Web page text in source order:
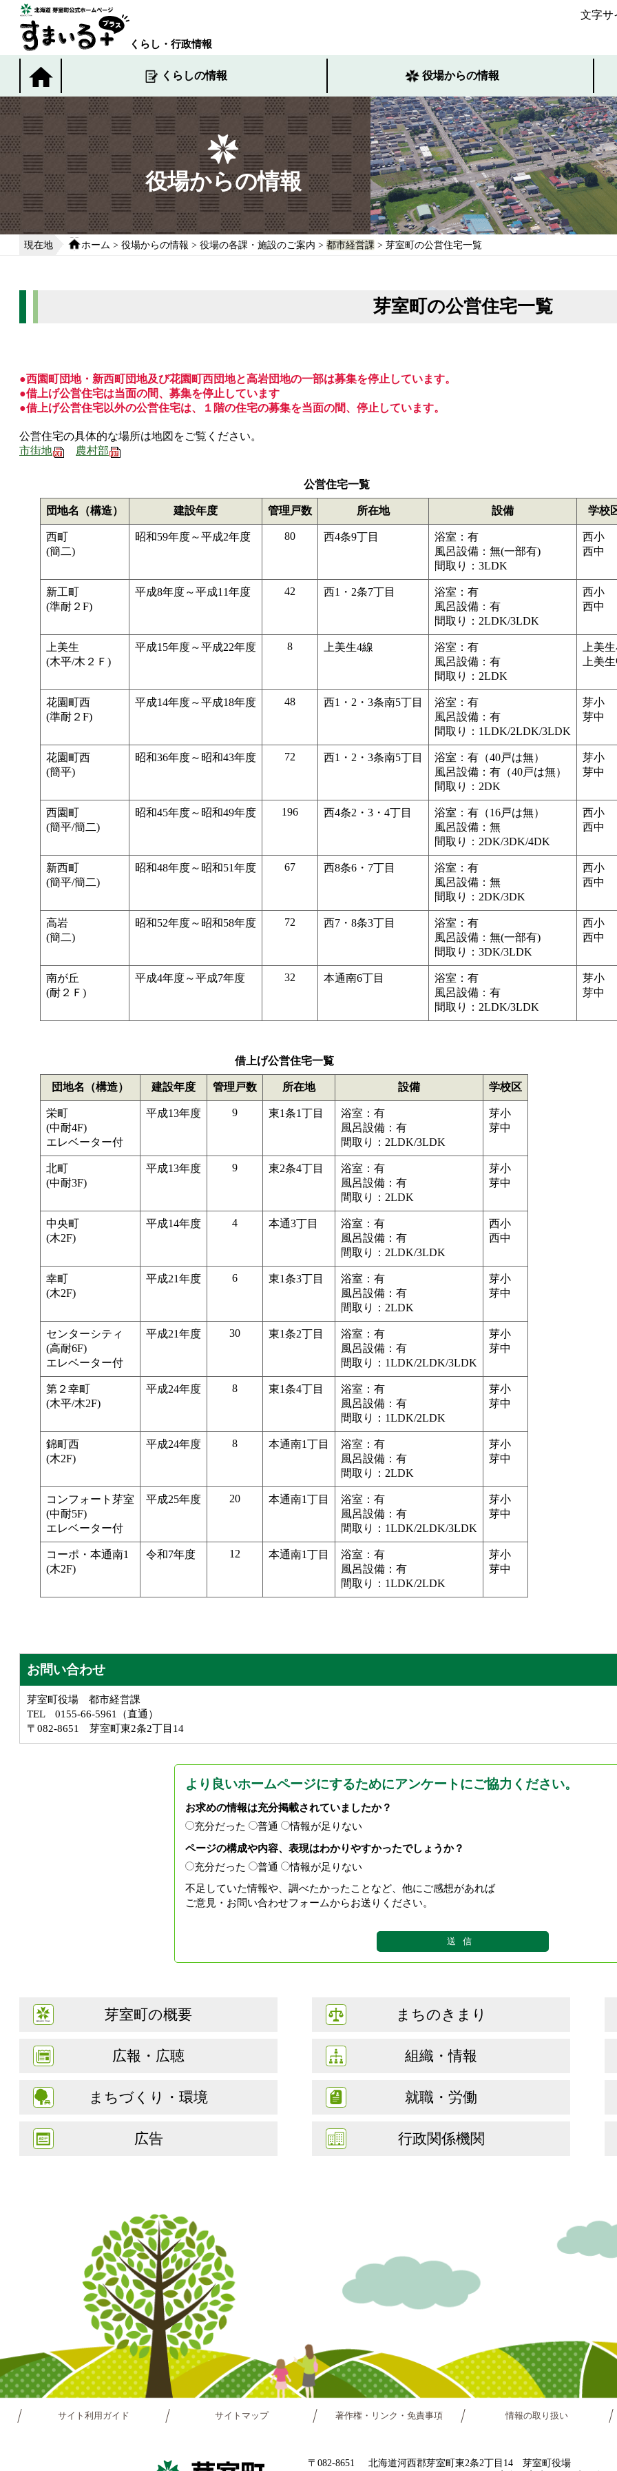
くらし・行政情報
文字サ
くらしの情報 役場からの情報
役場からの情報
現在地 ホーム > 役場からの情報 > 役場の各課・施設のご案内 > 都市経営課 > 芽室町の公営住宅一覧
芽室町の公営住宅一覧
●西園町団地・ 新西町団地及び花園町西団地と高岩団地の一部は募集を停止しています。
●借上げ公営住宅は当面の間、募集を停止しています
●借上げ公営住宅以外の公営住宅は、１階の住宅の募集を当面の間、停止しています。
公営住宅の具体的な場所は地図をご覧ください。
市街地
農村部
公営住宅一覧
団地名（構造） 建設年度 管理戸数 所在地 設備 学校
西町
(簡二)
昭和59年度～平成2年度 80 西4条9丁目
浴室：有
風呂設備：無(一部有)
間取り：3LDK
西小
西中
新工町
(準耐２F)
平成8年度～平成11年度 42 西1・2条7丁目
浴室：有
風呂設備：有
間取り：2LDK/3LDK
西小
西中
上美生
(木平/木２Ｆ)
平成15年度～平成22年度 8 上美生4線
浴室：有
風呂設備：有
間取り：2LDK
上美
上美
花園町西
(準耐２F)
平成14年度～平成18年度 48 西1・2・3条南5丁目
浴室：有
風呂設備：有
間取り：1LDK/2LDK/3LDK
芽小
芽中
花園町西
(簡平)
昭和36年度～昭和43年度 72 西1・2・3条南5丁目
浴室：有（40戸は無）
風呂設備：有（40戸は無）
間取り：2DK
芽小
芽中
西園町
(簡平/簡二)
昭和45年度～昭和49年度 196 西4条2・3・4丁目
浴室：有（16戸は無）
風呂設備：無
間取り：2DK/3DK/4DK
西小
西中
新西町
(簡平/簡二)
昭和48年度～昭和51年度 67 西8条6・7丁目
浴室：有
風呂設備：無
間取り：2DK/3DK
西小
西中
高岩
(簡二)
昭和52年度～昭和58年度 72 西7・8条3丁目
浴室：有
風呂設備：無(一部有)
間取り：3DK/3LDK
西小
西中
南が丘
(耐２Ｆ)
平成4年度～平成7年度 32 本通南6丁目
浴室：有
風呂設備：有
間取り：2LDK/3LDK
芽小
芽中
借上げ公営住宅一覧
団地名（構造） 建設年度 管理戸数 所在地 設備 学校区
栄町
(中耐4F)
エレベーター付
平成13年度 9 東1条1丁目
浴室：有
風呂設備：有
間取り：2LDK/3LDK
芽小
芽中
北町
(中耐3F)
平成13年度 9 東2条4丁目
浴室：有
風呂設備：有
間取り：2LDK
芽小
芽中
中央町
(木2F)
平成14年度 4 本通3丁目
浴室：有
風呂設備：有
間取り：2LDK/3LDK
西小
西中
幸町
(木2F)
平成21年度 6 東1条3丁目
浴室：有
風呂設備：有
間取り：2LDK
芽小
芽中
センターシティ
(高耐6F)
エレベーター付
平成21年度 30 東1条2丁目
浴室：有
風呂設備：有
間取り：1LDK/2LDK/3LDK
芽小
芽中
第２幸町
(木平/木2F)
平成24年度 8 東1条4丁目
浴室：有
風呂設備：有
間取り：1LDK/2LDK
芽小
芽中
錦町西
(木2F)
平成24年度 8 本通南1丁目
浴室：有
風呂設備：有
間取り：2LDK
芽小
芽中
コンフォート芽室
(中耐5F)
エレベーター付
平成25年度 20 本通南1丁目
浴室：有
風呂設備：有
間取り：1LDK/2LDK/3LDK
芽小
芽中
コーポ・本通南1
(木2F)
令和7年度 12 本通南1丁目
浴室：有
風呂設備：有
間取り：1LDK/2LDK
芽小
芽中
お問い合わせ
芽室町役場 都市経営課
TEL 0155-66-5961（直通）
〒082-8651 芽室町東2条2丁目14
より良いホームページにするためにアンケートにご協力ください。
お求めの情報は充分掲載されていましたか？
充分だった
普通
情報が足りない
ページの構成や内容、表現はわかりやすかったでしょうか？
充分だった
普通
情報が足りない
不足していた情報や、調べたかったことなど、他にご感想があれば
ご意見・お問い合わせフォームからお送りください。
芽室町の概要 まちのきまり
広報・広聴 組織・情報
まちづくり・環境 就職・労働
広告 行政関係機関
サイト利用ガイド サイトマップ 著作権・リンク・免責事項 情報の取り扱い
〒082-8651
北海道河西郡芽室町東2条2丁目14 芽室町役場